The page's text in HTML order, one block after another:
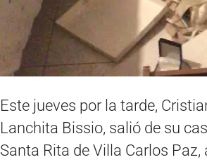
Este jueves por la tarde,
Lanchita Bissio, salió de su
Santa Rita de Villa Carlos